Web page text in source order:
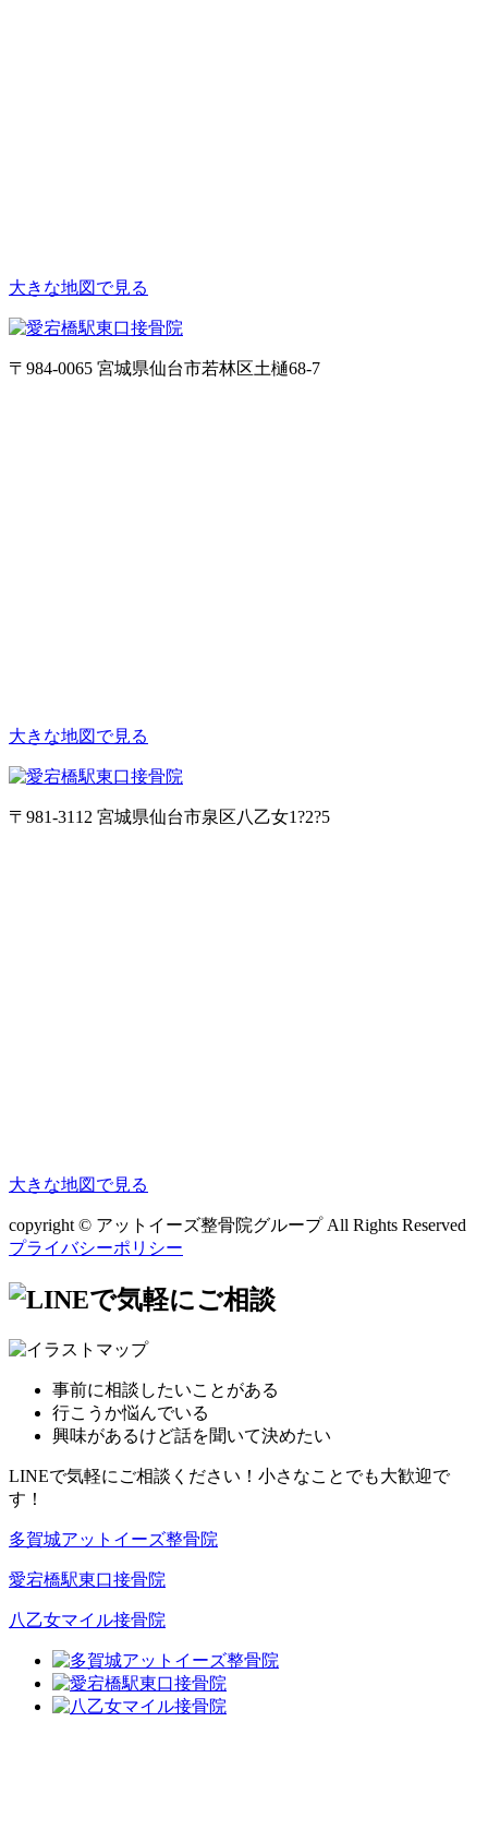
大きな地図で見る
〒984-0065 宮城県仙台市若林区土樋68-7
大きな地図で見る
〒981-3112 宮城県仙台市泉区八乙女1?2?5
大きな地図で見る
copyright © アットイーズ整骨院グループ All Rights Reserved
プライバシーポリシー
事前に相談したいことがある
行こうか悩んでいる
興味があるけど話を聞いて決めたい
LINEで気軽にご相談ください！小さなことでも大歓迎で
す！
多賀城アットイーズ整骨院
愛宕橋駅東口接骨院
八乙女マイル接骨院